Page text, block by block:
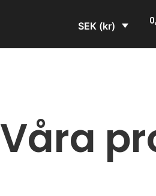
SEK (kr)
Våra